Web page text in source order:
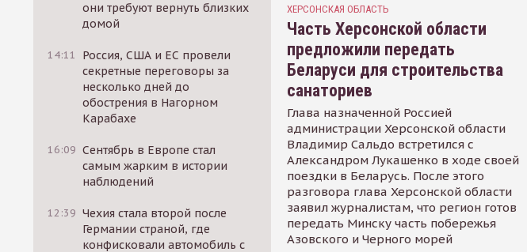
они требуют вернуть близких
домой
14:11
Россия, США и ЕС провели
секретные переговоры за
несколько дней до
обострения в Нагорном
Карабахе
16:09 Сентябрь в Европе стал
самым жарким в истории
наблюдений
12:39 Чехия стала второй после
Германии страной, где
конфисковали автомобиль с
ХЕРСОНСКАЯ ОБЛАСТЬ
Часть Херсонской области
предложили передать
Беларуси для строительства
санаториев
Глава назначенной Россией
администрации Херсонской области
Владимир Сальдо встретился с
Александром Лукашенко в ходе своей
поездки в Беларусь. После этого
разговора глава Херсонской области
заявил журналистам, что регион готов
передать Минску часть побережья
Азовского и Черного морей